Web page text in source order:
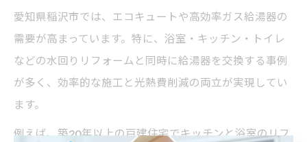
愛知県稲沢市では、エコキュートや高効率ガス給湯器の
需要が高まっています。特に、浴室・キッチン・トイレ
などの水回りリフォームと同時に給湯器を交換する事例
が多く、効率的な施工と光熱費削減の両立が実現してい
ます。
例えば、築20年以上の戸建住宅でキッチンと浴室のリフ